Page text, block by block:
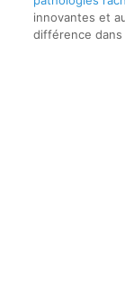
innovantes et
différence